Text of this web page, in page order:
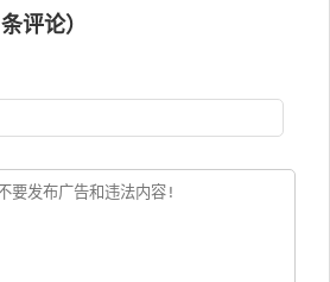
零后大姐爱唱歌演唱点播:34次
条评论）